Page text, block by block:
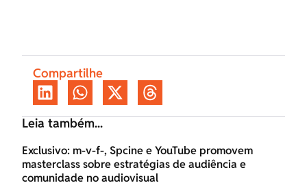
Compartilhe
Leia também...
Exclusivo: m-v-f-, Spcine e YouTube promovem
masterclass sobre estratégias de audiência e
comunidade no audiovisual